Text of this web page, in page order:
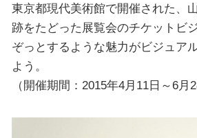
東京都現代美術館で開催された、
跡をたどった展覧会のチケットビ
ぞっとするような魅力がビジュア
よう。
（開催期間：2015年4月11日～6月